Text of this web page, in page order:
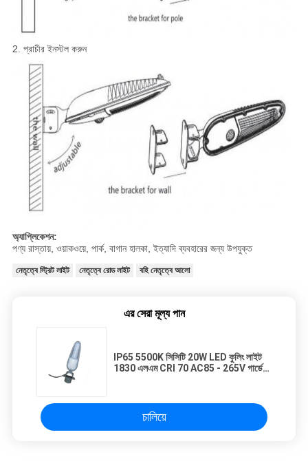
2. প্রাচীর ইনস্টল করুন
অ্যাপ্লিকেশন:
পণ্য রাস্তায়, ওয়াকওয়ে, পার্ক, বাগান হালকা, ইত্যাদি ব্যবহারের জন্য উপযুক্ত
নেতৃত্বে স্ট্রিট লাইট নেতৃত্বে রোড লাইট বহি নেতৃত্বে আলো
এর সেরা মূল্য পান
IP65 5500K সিসিটি 20W LED কুলিং লাইট
1830 এলএম CRI 70 AC85 - 265V গার্ডেন
চালিয়ে